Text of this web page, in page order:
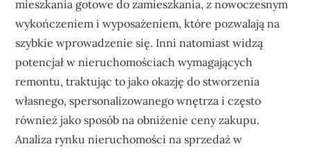
mieszkania gotowe do zamieszkania, z nowoczesnym
wykończeniem i wyposażeniem, które pozwalają na
szybkie wprowadzenie się. Inni natomiast widzą
potencjał w nieruchomościach wymagających
remontu, traktując to jako okazję do stworzenia
własnego, spersonalizowanego wnętrza i często
również jako sposób na obniżenie ceny zakupu.
Analiza rynku nieruchomości na sprzedaż w